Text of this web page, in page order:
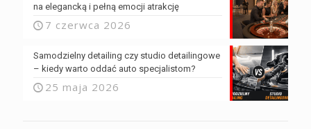
na elegancką i pełną emocji atrakcję
7 czerwca 2026
Samodzielny detailing czy studio detailingowe
– kiedy warto oddać auto specjalistom?
25 maja 2026